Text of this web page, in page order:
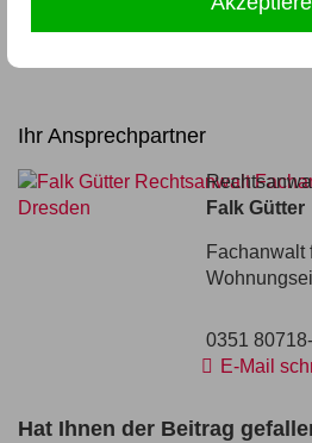
Zurück
Ihr Ansprechpartner
Falk Gütter
Fachanwalt
0351
E-Mail
Hat Ihnen der Beitrag